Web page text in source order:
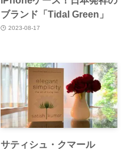
ブランド「Tidal Green」
2023-08-17
サティシュ・クマール